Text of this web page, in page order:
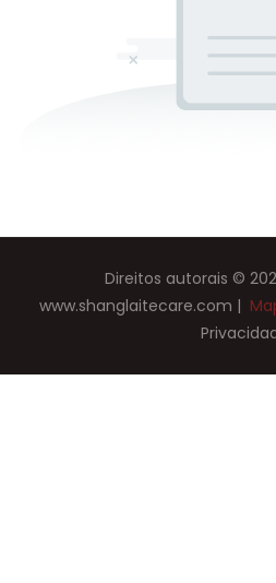
Direitos autorais ©
www.shanglaitecare.com |